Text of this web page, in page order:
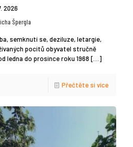
2026
Špergla
semknutí se, deziluze, letargie,
pocitů obyvatel stručně
ledna do prosince roku 1968 […]
Přečtěte si více